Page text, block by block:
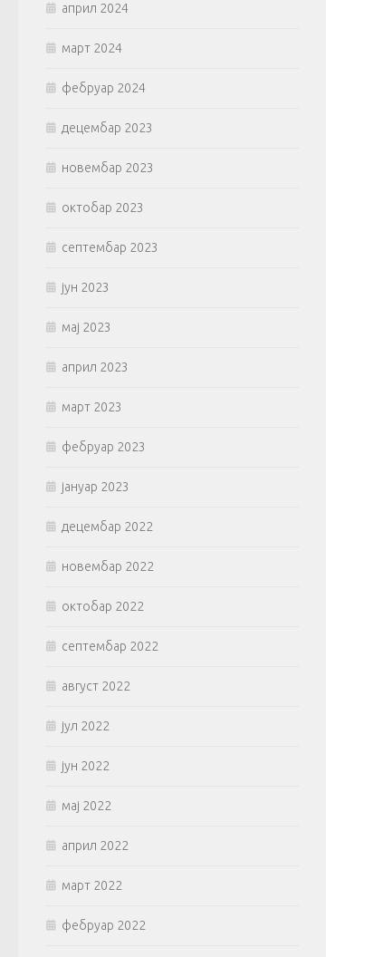
април 2024
март 2024
фебруар 2024
децембар 2023
новембар 2023
октобар 2023
септембар 2023
јун 2023
мај 2023
април 2023
март 2023
фебруар 2023
јануар 2023
децембар 2022
новембар 2022
октобар 2022
септембар 2022
август 2022
јул 2022
јун 2022
мај 2022
април 2022
март 2022
фебруар 2022